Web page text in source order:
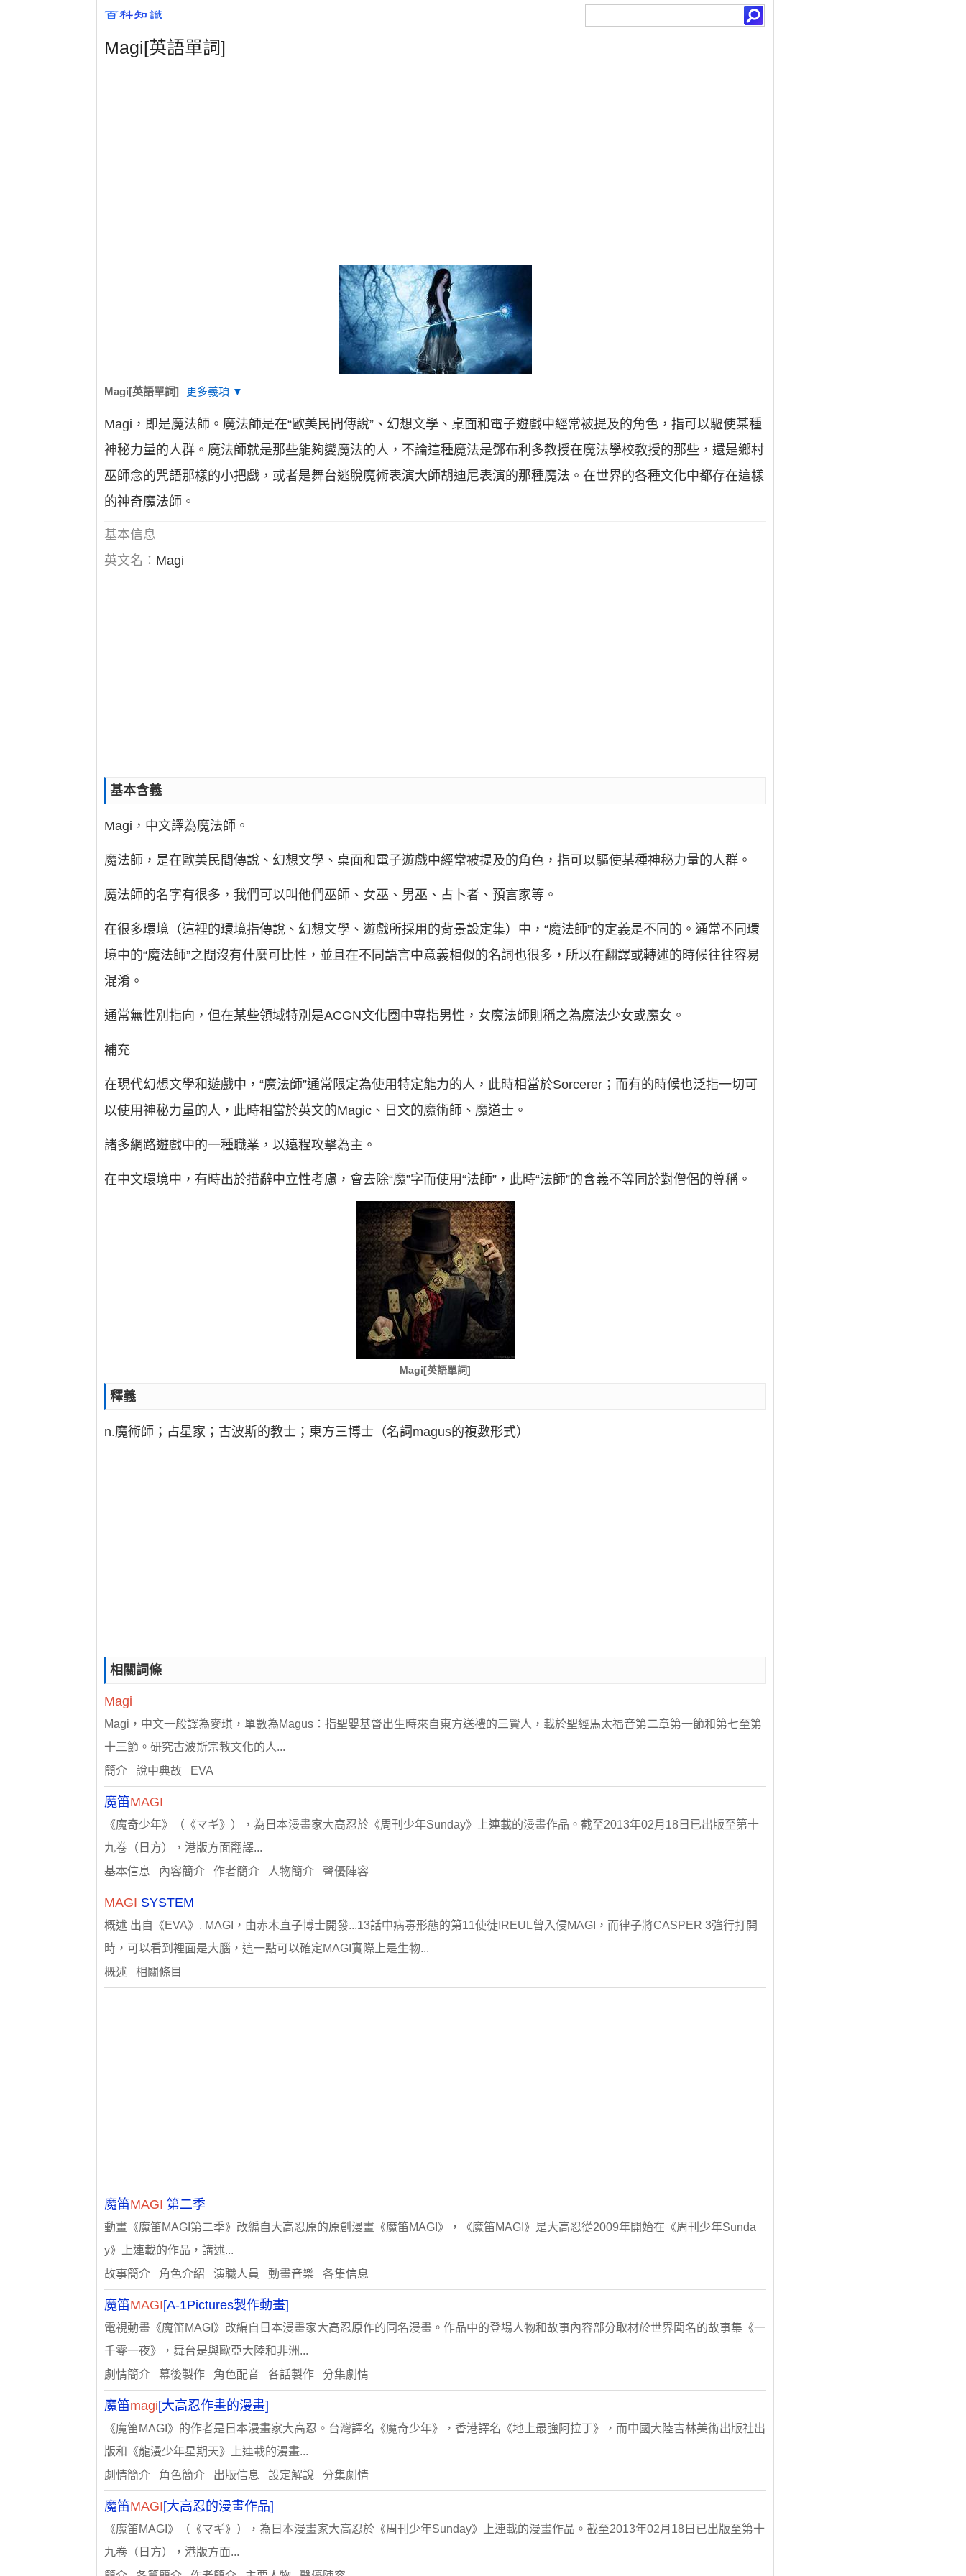
Magi[英語單詞]
Magi[英語單詞] 更多義項 ▼
Magi，即是魔法師。魔法師是在“歐美民間傳說”、幻想文學、桌面和電子遊戲中經常被提及的角色，指可以驅使某種
神秘力量的人群。魔法師就是那些能夠變魔法的人，不論這種魔法是鄧布利多教授在魔法學校教授的那些，還是鄉村
巫師念的咒語那樣的小把戲，或者是舞台逃脫魔術表演大師胡迪尼表演的那種魔法。在世界的各種文化中都存在這樣
的神奇魔法師。
基本信息
英文名： Magi
基本含義
Magi，中文譯為魔法師。
魔法師，是在歐美民間傳說、幻想文學、桌面和電子遊戲中經常被提及的角色，指可以驅使某種神秘力量的人群。
魔法師的名字有很多，我們可以叫他們巫師、女巫、男巫、占卜者、預言家等。
在很多環境（這裡的環境指傳說、幻想文學、遊戲所採用的背景設定集）中，“魔法師”的定義是不同的。通常不同環
境中的“魔法師”之間沒有什麼可比性，並且在不同語言中意義相似的名詞也很多，所以在翻譯或轉述的時候往往容易
混淆。
通常無性別指向，但在某些領域特別是ACGN文化圈中專指男性，女魔法師則稱之為魔法少女或魔女。
補充
在現代幻想文學和遊戲中，“魔法師”通常限定為使用特定能力的人，此時相當於Sorcerer；而有的時候也泛指一切可
以使用神秘力量的人，此時相當於英文的Magic、日文的魔術師、魔道士。
諸多網路遊戲中的一種職業，以遠程攻擊為主。
在中文環境中，有時出於措辭中立性考慮，會去除“魔”字而使用“法師”，此時“法師”的含義不等同於對僧侶的尊稱。
Magi[英語單詞]
釋義
n.魔術師；占星家；古波斯的教士；東方三博士（名詞magus的複數形式）
相關詞條
Magi
Magi，中文一般譯為麥琪，單數為Magus：指聖嬰基督出生時來自東方送禮的三賢人，載於聖經馬太福音第二章第一節和第七至第
十三節。研究古波斯宗教文化的人...
簡介 說中典故 EVA
魔笛MAGI
《魔奇少年》（《マギ》），為日本漫畫家大高忍於《周刊少年Sunday》上連載的漫畫作品。截至2013年02月18日已出版至第十
九卷（日方），港版方面翻譯...
基本信息 內容簡介 作者簡介 人物簡介 聲優陣容
MAGI SYSTEM
概述 出自《EVA》. MAGI，由赤木直子博士開發...13話中病毒形態的第11使徒IREUL曾入侵MAGI，而律子將CASPER 3強行打開
時，可以看到裡面是大腦，這一點可以確定MAGI實際上是生物...
概述 相關條目
魔笛MAGI 第二季
動畫《魔笛MAGI第二季》改編自大高忍原的原創漫畫《魔笛MAGI》，《魔笛MAGI》是大高忍從2009年開始在《周刊少年Sunda
y》上連載的作品，講述...
故事簡介 角色介紹 演職人員 動畫音樂 各集信息
魔笛MAGI[A-1Pictures製作動畫]
電視動畫《魔笛MAGI》改編自日本漫畫家大高忍原作的同名漫畫。作品中的登場人物和故事內容部分取材於世界聞名的故事集《一
千零一夜》，舞台是與歐亞大陸和非洲...
劇情簡介 幕後製作 角色配音 各話製作 分集劇情
魔笛magi[大高忍作畫的漫畫]
《魔笛MAGI》的作者是日本漫畫家大高忍。台灣譯名《魔奇少年》，香港譯名《地上最強阿拉丁》，而中國大陸吉林美術出版社出
版和《龍漫少年星期天》上連載的漫畫...
劇情簡介 角色簡介 出版信息 設定解說 分集劇情
魔笛MAGI[大高忍的漫畫作品]
《魔笛MAGI》（《マギ》），為日本漫畫家大高忍於《周刊少年Sunday》上連載的漫畫作品。截至2013年02月18日已出版至第十
九卷（日方），港版方面...